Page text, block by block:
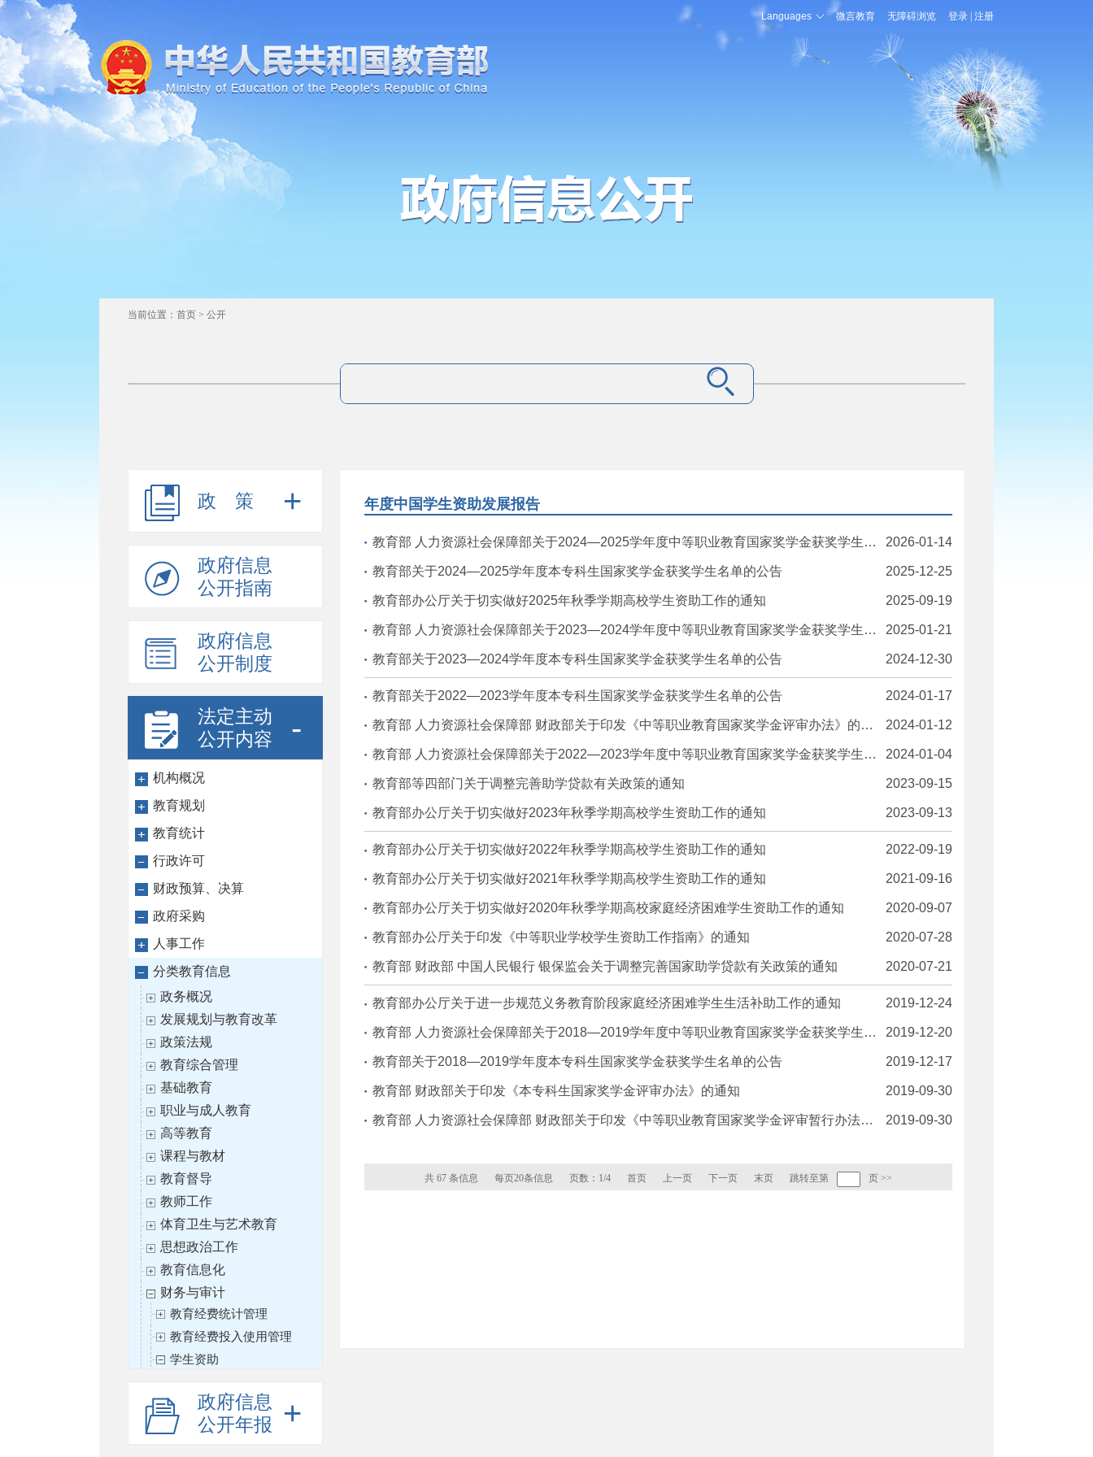
Languages 微言教育 无障碍浏览 登录 注册
当前位置： 首页 > 公开
政策
政府信息
公开指南
政府信息
公开制度
法定主动
公开内容
机构概况
教育规划
教育统计
行政许可
财政预算、决算
政府采购
人事工作
分类教育信息
政务概况
发展规划与教育改革
政策法规
教育综合管理
基础教育
职业与成人教育
高等教育
课程与教材
教育督导
教师工作
体育卫生与艺术教育
思想政治工作
教育信息化
财务与审计
教育经费统计管理
教育经费投入使用管理
学生资助
本专科生国家奖学金获奖名
政府信息
公开年报
年度中国学生资助发展报告
2026-01-14
教育部 人力资源社会保障部关于2024—2025学年度中等职业教育国家奖学金获奖学生名单的公告
2025-12-25
教育部关于2024—2025学年度本专科生国家奖学金获奖学生名单的公告
2025-09-19
教育部办公厅关于切实做好2025年秋季学期高校学生资助工作的通知
2025-01-21
教育部 人力资源社会保障部关于2023—2024学年度中等职业教育国家奖学金获奖学生名单的公告
2024-12-30
教育部关于2023—2024学年度本专科生国家奖学金获奖学生名单的公告
2024-01-17
教育部关于2022—2023学年度本专科生国家奖学金获奖学生名单的公告
2024-01-12
教育部 人力资源社会保障部 财政部关于印发《中等职业教育国家奖学金评审办法》的通知
2024-01-04
教育部 人力资源社会保障部关于2022—2023学年度中等职业教育国家奖学金获奖学生名单的公告
2023-09-15
教育部等四部门关于调整完善助学贷款有关政策的通知
2023-09-13
教育部办公厅关于切实做好2023年秋季学期高校学生资助工作的通知
2022-09-19
教育部办公厅关于切实做好2022年秋季学期高校学生资助工作的通知
2021-09-16
教育部办公厅关于切实做好2021年秋季学期高校学生资助工作的通知
2020-09-07
教育部办公厅关于切实做好2020年秋季学期高校家庭经济困难学生资助工作的通知
2020-07-28
教育部办公厅关于印发《中等职业学校学生资助工作指南》的通知
2020-07-21
教育部 财政部 中国人民银行 银保监会关于调整完善国家助学贷款有关政策的通知
2019-12-24
教育部办公厅关于进一步规范义务教育阶段家庭经济困难学生生活补助工作的通知
2019-12-20
教育部 人力资源社会保障部关于2018—2019学年度中等职业教育国家奖学金获奖学生名单的公告
2019-12-17
教育部关于2018—2019学年度本专科生国家奖学金获奖学生名单的公告
2019-09-30
教育部 财政部关于印发《本专科生国家奖学金评审办法》的通知
2019-09-30
教育部 人力资源社会保障部 财政部关于印发《中等职业教育国家奖学金评审暂行办法》的通知
共 67 条信息 每页20条信息 页数：1/4 首页 上一页 下一页 末页 跳转至第 页 >>